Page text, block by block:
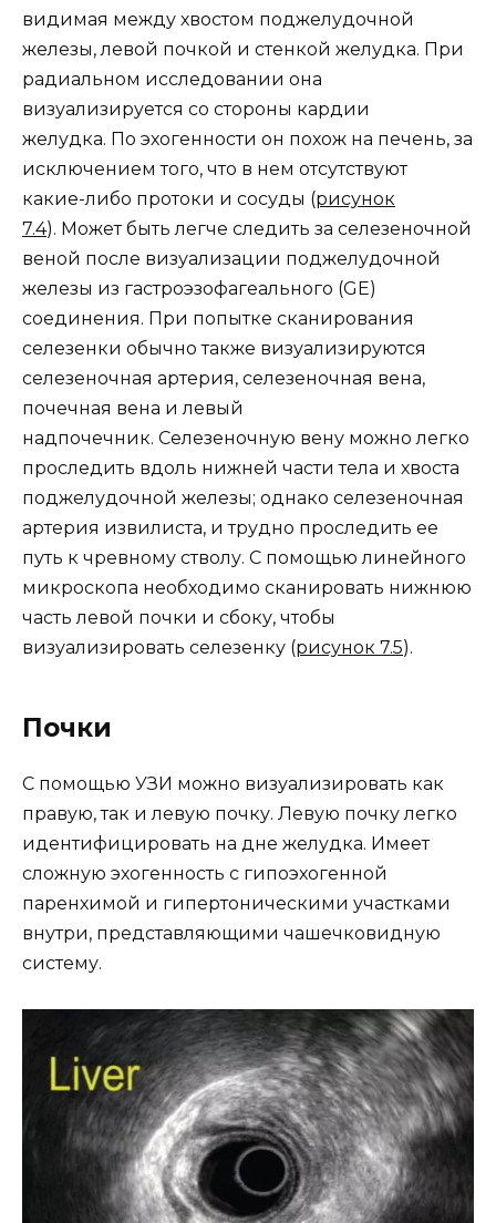
видимая между хвостом поджелудочной
железы, левой почкой и стенкой желудка. При
радиальном исследовании она
визуализируется со стороны кардии
желудка. По эхогенности он похож на печень, за
исключением того, что в нем отсутствуют
какие-либо протоки и сосуды (рисунок
7.4). Может быть легче следить за селезеночной
веной после визуализации поджелудочной
железы из гастроэзофагеального (GE)
соединения. При попытке сканирования
селезенки обычно также визуализируются
селезеночная артерия, селезеночная вена,
почечная вена и левый
надпочечник. Селезеночную вену можно легко
проследить вдоль нижней части тела и хвоста
поджелудочной железы; однако селезеночная
артерия извилиста, и трудно проследить ее
путь к чревному стволу. С помощью линейного
микроскопа необходимо сканировать нижнюю
часть левой почки и сбоку, чтобы
визуализировать селезенку (рисунок 7.5).
Почки
С помощью УЗИ можно визуализировать как
правую, так и левую почку. Левую почку легко
идентифицировать на дне желудка. Имеет
сложную эхогенность с гипоэхогенной
паренхимой и гипертоническими участками
внутри, представляющими чашечковидную
систему.